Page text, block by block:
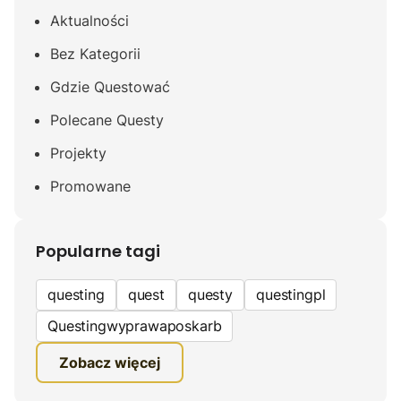
Aktualności
Bez Kategorii
Gdzie Questować
Polecane Questy
Projekty
Promowane
Popularne tagi
questing quest questy
questingpl
Questingwyprawaposkarb
edukacyjna gra terenowa
fundacja questingu
Zobacz więcej